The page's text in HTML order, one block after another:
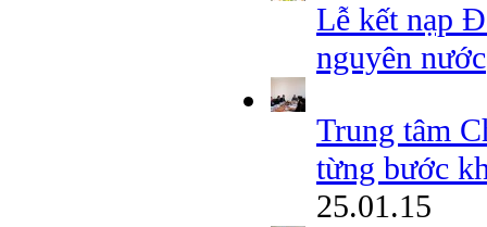
Lễ kết nạp
nguyên nước
Trung tâm
từng bước
25.01.15